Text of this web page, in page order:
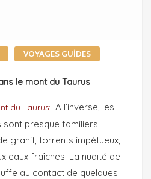
VOYAGES GUİDES
le mont du Taurus
du Taurus: A l’inverse, les
sont presque familiers:
granit, torrents impétueux,
eaux fraîches. La nudité de
au contact de quelques